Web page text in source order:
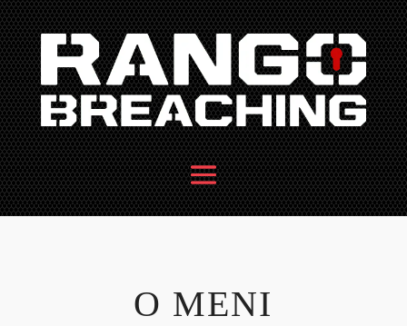
O MENI